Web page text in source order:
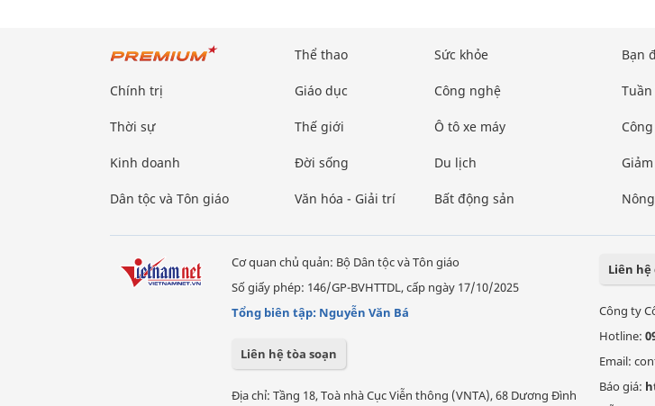
Chính trị
Thời sự
Kinh doanh
Dân tộc và Tôn giáo
Thể thao
Giáo dục
Thế giới
Đời sống
Văn hóa - Giải trí
Sức khỏe
Công nghệ
Ô tô xe máy
Du lịch
Bất động sản
Bạn
Cơ quan chủ quản: Bộ Dân tộc và Tôn giáo
Số giấy phép: 146/GP-BVHTTDL, cấp ngày 17/10/2025
Tổng biên tập: Nguyễn Văn Bá
Liên hệ tòa soạn
Địa chỉ: Tầng 18, Toà nhà Cục Viễn thông (VNTA), 68 Dương Đình
Liên hệ
Công ty
Hotline:
Email:
Báo giá: